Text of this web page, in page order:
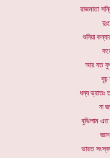
রাজমাতা
শুনিয়া
আর যত
দৃঢ়
ধন্য
না
বুঝিলাম
ভারত